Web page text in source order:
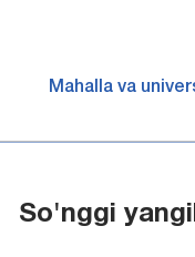
Mahalla va
So'nggi